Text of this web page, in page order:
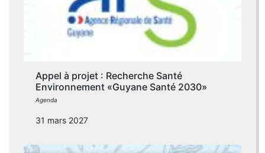
Appel à projet : Recherche Santé
Environnement «Guyane Santé 2030»
Agenda
31 mars 2027